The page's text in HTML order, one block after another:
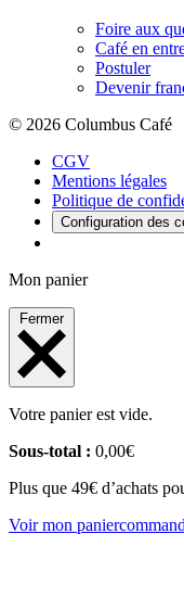
Foire aux
Café en
Postuler
Devenir
© 2026 Columbus Café
CGV
Mentions légales
Politique de
Configuration des
Mon panier
Fermer
Votre panier est vide.
Sous-total : 0,00€
Plus que 49€ d’achats
Voir mon panier